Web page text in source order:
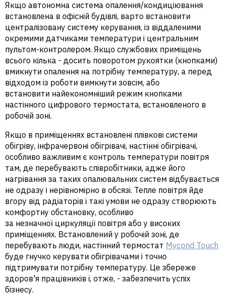
Якщо автономна система опалення/кондиціювання
встановлена в офісній будівлі, варто встановити
централізовану систему керування, із віддаленими
окремими датчиками температури і центральним
пультом-контролером. Якщо службових приміщень
всього кілька - досить поворотом рукоятки (кнопками)
вмикнути опалення на потрібну температуру, а перед
відходом із роботи вимкнути зовсім, або
встановити найекономніший режим кнопками
настінного цифрового термостата, встановленого в
робочій зоні.
Якщо в приміщеннях встановлені плівкові системи
обігріву, інфрачервоні обігрівачі, настінні обігрівачі,
особливо важливим є контроль температури повітря
там, де перебувають співробітники, адже його
нагрівання за таких опалювальних систем відбувається
не одразу і нерівномірно в обсязі. Тепле повітря йде
вгору від радіаторів і такі умови не одразу створюють
комфортну обстановку, особливо
за незначної циркуляції повітря або у високих
приміщеннях. Встановлений у робочій зоні, де
перебувають люди, настінний термостат Mycond Touch
буде гнучко керувати обігрівачами і точно
підтримувати потрібну температуру. Це збереже
здоров'я працівників і, отже, - забезпечить успіх
бізнесу.